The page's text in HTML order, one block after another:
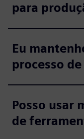
para
Eu
processo
Posso usar
de